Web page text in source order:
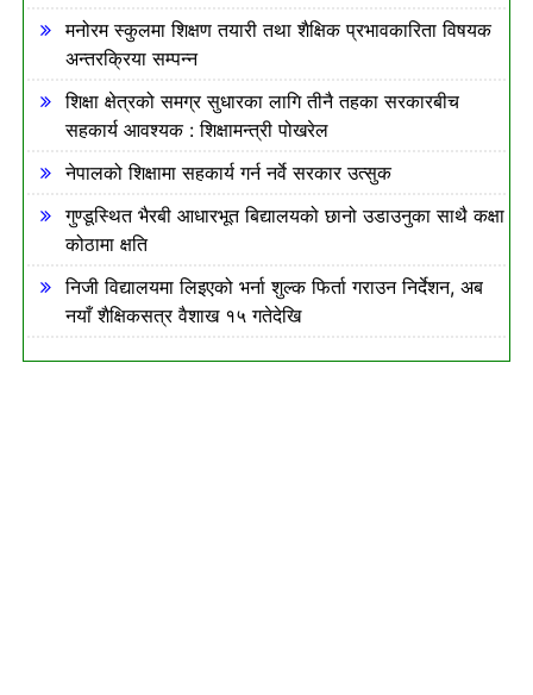
मनोरम स्कुलमा शिक्षण तयारी तथा शैक्षिक प्रभावकारिता विषयक
अन्तरक्रिया सम्पन्न
शिक्षा क्षेत्रको समग्र सुधारका लागि तीनै तहका सरकारबीच
सहकार्य आवश्यक : शिक्षामन्त्री पोखरेल
नेपालको शिक्षामा सहकार्य गर्न नर्वे सरकार उत्सुक
गुण्डूस्थित भैरबी आधारभूत बिद्यालयको छानो उडाउनुका साथै कक्षा
कोठामा क्षति
निजी विद्यालयमा लिइएको भर्ना शुल्क फिर्ता गराउन निर्देशन, अब
नयाँ शैक्षिकसत्र वैशाख १५ गतेदेखि